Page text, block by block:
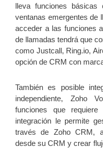
lleva funciones
ventanas emergentes de
acceder a las funciones
de llamadas tendrá que
como Justcall, Ring.io,
opción de CRM con
También es posible
independiente, Zoho
funciones que
integración le permite
través de Zoho CRM,
desde su CRM y crear